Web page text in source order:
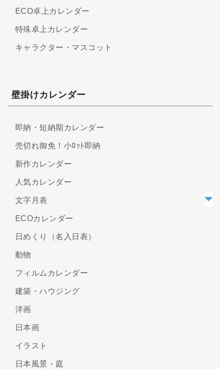
ECO卓上カレンダー
特殊卓上カレンダー
キャラクター・マスコット
壁掛けカレンダー
即納・短納期カレンダー
売切れ御免！小ﾛｯﾄ即納
新作カレンダー
人気カレンダー
文字月表
ECOカレンダー
日めくり（名入日表）
動物
フィルムカレンダー
建築・ハウジング
洋画
日本画
イラスト
日本風景・庭